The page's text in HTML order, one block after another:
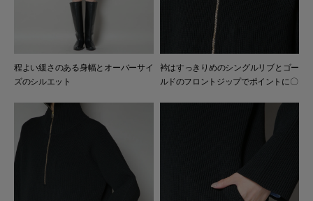
程よい緩さのある身幅とオーバーサイ
ズのシルエット
衿はすっきりめのシングルリブとゴー
ルドのフロントジップでポイントに〇